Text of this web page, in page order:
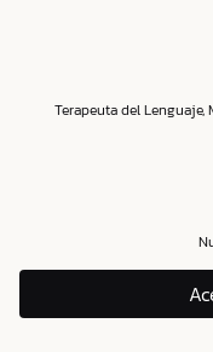
Terapeuta del